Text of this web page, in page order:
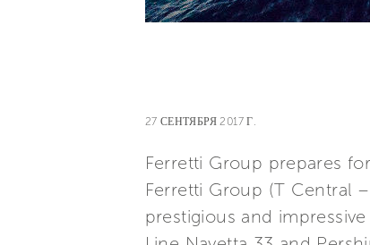
27 СЕНТЯБРЯ 2017 Г.
Ferretti Group prepares
Ferretti Group (T Central
prestigious and